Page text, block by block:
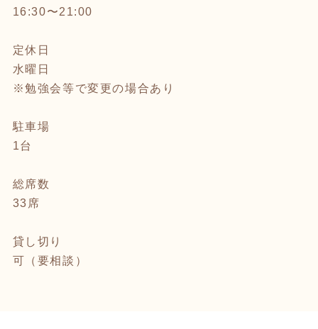
16:30〜21:00
定休日
水曜日
※勉強会等で変更の場合あり
駐車場
1台
総席数
33席
貸し切り
可（要相談）